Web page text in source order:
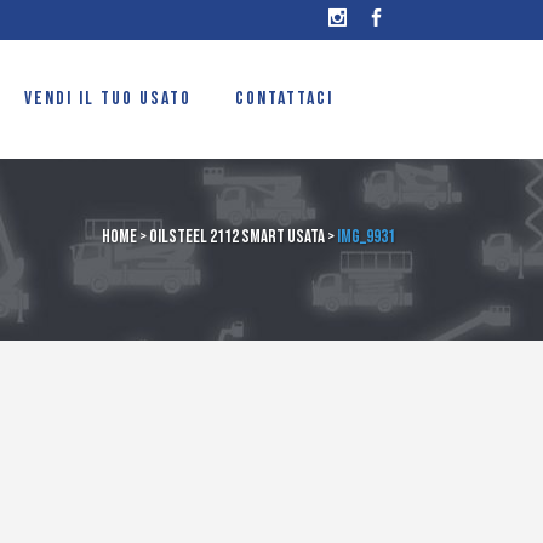
VENDI IL TUO USATO CONTATTACI
Home>OilSteel 2112 smart usata>IMG_9931